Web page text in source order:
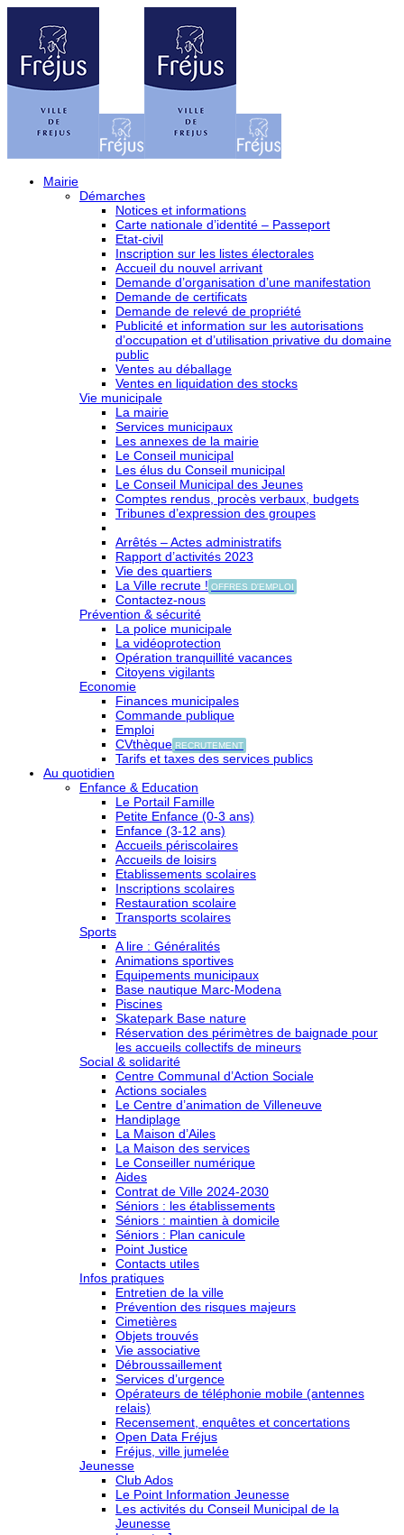
Mairie
Démarches
Notices et informations
Carte nationale d’identité – Passeport
Etat-civil
Inscription sur les listes électorales
Accueil du nouvel arrivant
Demande d’organisation d’une manifestation
Demande de certificats
Demande de relevé de propriété
Publicité et information sur les autorisations
d’occupation et d’utilisation privative du domaine
public
Ventes au déballage
Ventes en liquidation des stocks
Vie municipale
La mairie
Services municipaux
Les annexes de la mairie
Le Conseil municipal
Les élus du Conseil municipal
Le Conseil Municipal des Jeunes
Comptes rendus, procès verbaux, budgets
Tribunes d’expression des groupes
Arrêtés – Actes administratifs
Rapport d’activités 2023
Vie des quartiers
La Ville recrute ! OFFRES D'EMPLOI
Contactez-nous
Prévention & sécurité
La police municipale
La vidéoprotection
Opération tranquillité vacances
Citoyens vigilants
Economie
Finances municipales
Commande publique
Emploi
CVthèque RECRUTEMENT
Tarifs et taxes des services publics
Au quotidien
Enfance & Education
Le Portail Famille
Petite Enfance (0-3 ans)
Enfance (3-12 ans)
Accueils périscolaires
Accueils de loisirs
Etablissements scolaires
Inscriptions scolaires
Restauration scolaire
Transports scolaires
Sports
A lire : Généralités
Animations sportives
Equipements municipaux
Base nautique Marc-Modena
Piscines
Skatepark Base nature
Réservation des périmètres de baignade pour
les accueils collectifs de mineurs
Social & solidarité
Centre Communal d’Action Sociale
Actions sociales
Le Centre d’animation de Villeneuve
Handiplage
La Maison d’Ailes
La Maison des services
Le Conseiller numérique
Aides
Contrat de Ville 2024-2030
Séniors : les établissements
Séniors : maintien à domicile
Séniors : Plan canicule
Point Justice
Contacts utiles
Infos pratiques
Entretien de la ville
Prévention des risques majeurs
Cimetières
Objets trouvés
Vie associative
Débroussaillement
Services d’urgence
Opérateurs de téléphonie mobile (antennes
relais)
Recensement, enquêtes et concertations
Open Data Fréjus
Fréjus, ville jumelée
Jeunesse
Club Ados
Le Point Information Jeunesse
Les activités du Conseil Municipal de la
Jeunesse